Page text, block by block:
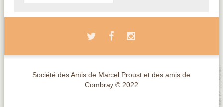
Société des Amis de Marcel Proust et des amis de
Combray © 2022